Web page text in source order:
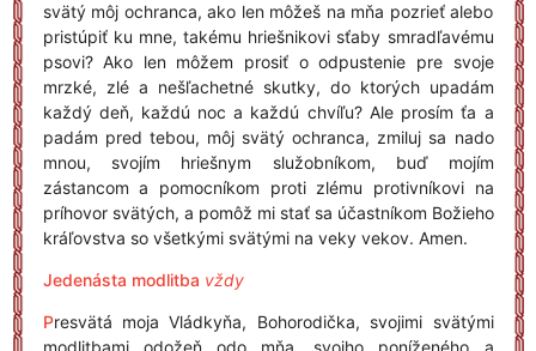
svätý môj ochranca, ako len môžeš na mňa pozrieť alebo
pristúpiť ku mne, takému hriešnikovi sťaby smradľavému
psovi? Ako len môžem prosiť o odpustenie pre svoje
mrzké, zlé a nešľachetné skutky, do ktorých upadám
každý deň, každú noc a každú chvíľu? Ale prosím ťa a
padám pred tebou, môj svätý ochranca, zmiluj sa nado
mnou, svojím hriešnym služobníkom, buď mojím
zástancom a pomocníkom proti zlému protivníkovi na
príhovor svätých, a pomôž mi stať sa účastníkom Božieho
kráľovstva so všetkými svätými na veky vekov. Amen.
Jedenásta modlitba vždy
Presvätá moja Vládkyňa, Bohorodička, svojimi svätými
modlitbami odožeň odo mňa, svojho poníženého a